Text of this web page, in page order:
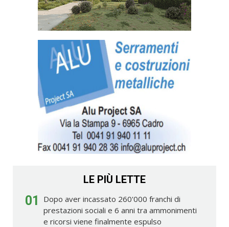
LE PIÙ LETTE
01
Dopo aver incassato 260'000 franchi di
prestazioni sociali e 6 anni tra ammonimenti
e ricorsi viene finalmente espulso